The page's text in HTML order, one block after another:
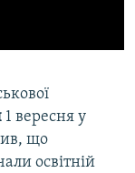
1 вересня у
що
освітній